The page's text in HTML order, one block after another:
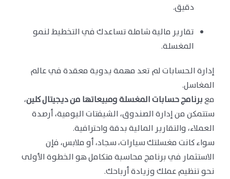
دقيق.
تقارير مالية شاملة تساعدك في التخطيط لنمو
المغسلة.
إدارة الحسابات لم تعد مهمة يدوية معقدة في عالم
المغاسل.
معبرنامج حسابات المغسلة ومبيعاتها من ديجيتال كلين،
ستتمكن من إدارة الصندوق، الشيفتات اليومية، أرصدة
العملاء، والتقارير المالية بدقة واحترافية.
سواء كانت مغسلتك سيارات، سجاد، أو ملابس، فإن
الاستثمار في برنامج محاسبة متكامل هو الخطوة الأولى
نحو تنظيم عملك وزيادة أرباحك.